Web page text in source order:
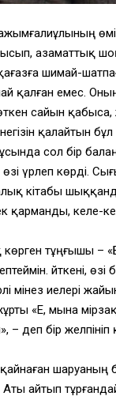
азаматтық
шимай-
қалған емес.
өткен сайын
қалайтын
сол бір
өзі үрлеп көрді.
кітабы
қарманды, келе-
тұңғышы –
Өйткені,
мінез иелері
«Е, мына
– деп бір желпініп
айтып